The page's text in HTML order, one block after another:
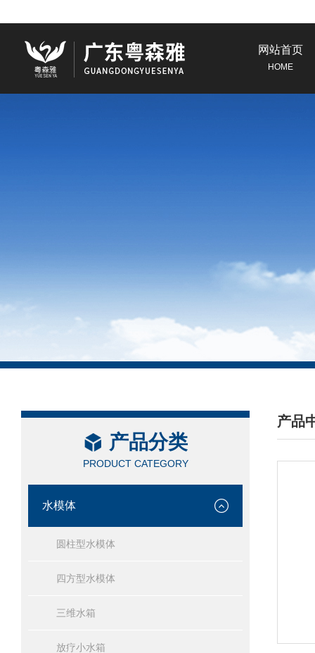
网站首页
HOME
产品分类
PRODUCT CATEGORY
水模体
圆柱型水模体
四方型水模体
三维水箱
放疗小水箱
产品
/